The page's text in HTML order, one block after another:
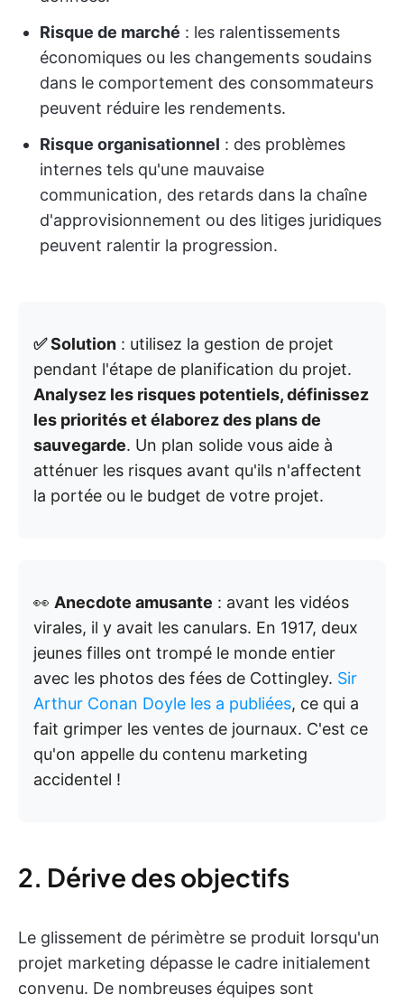
Risque de marché : les ralentissements
économiques ou les changements soudains
dans le comportement des consommateurs
peuvent réduire les rendements.
Risque organisationnel : des problèmes
internes tels qu'une mauvaise
communication, des retards dans la chaîne
d'approvisionnement ou des litiges juridiques
peuvent ralentir la progression.
✅ Solution : utilisez la gestion de projet
pendant l'étape de planification du projet.
Analysez les risques potentiels, définissez
les priorités et élaborez des plans de
sauvegarde. Un plan solide vous aide à
atténuer les risques avant qu'ils n'affectent
la portée ou le budget de votre projet.
👀 Anecdote amusante : avant les vidéos
virales, il y avait les canulars. En 1917, deux
jeunes filles ont trompé le monde entier
avec les photos des fées de Cottingley. Sir
Arthur Conan Doyle les a publiées, ce qui a
fait grimper les ventes de journaux. C'est ce
qu'on appelle du contenu marketing
accidentel !
2. Dérive des objectifs
Le glissement de périmètre se produit lorsqu'un
projet marketing dépasse le cadre initialement
convenu. De nombreuses équipes sont